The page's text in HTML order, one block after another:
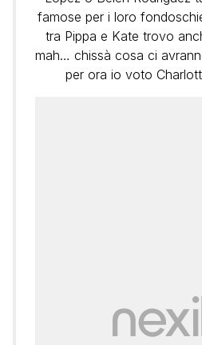
famose per i loro
tra Pippa e Kate trovo
mah… chissà cosa ci
per ora io voto